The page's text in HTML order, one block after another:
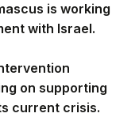
is working
with Israel.
on supporting
current crisis.